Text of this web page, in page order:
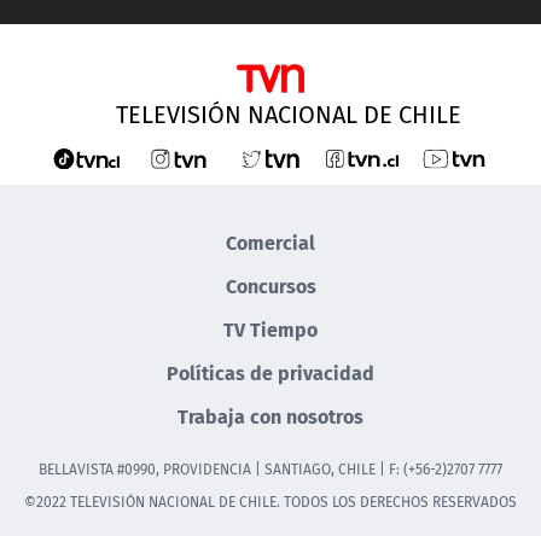
TELEVISIÓN NACIONAL DE CHILE
Comercial
Concursos
TV Tiempo
Políticas de privacidad
Trabaja con nosotros
BELLAVISTA #0990, PROVIDENCIA | SANTIAGO, CHILE | F: (+56-2)2707 7777
©2022 TELEVISIÓN NACIONAL DE CHILE. TODOS LOS DERECHOS RESERVADOS